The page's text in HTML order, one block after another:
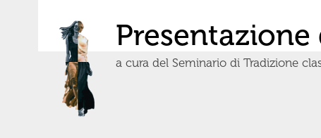
a cura del Seminario di Tradizione